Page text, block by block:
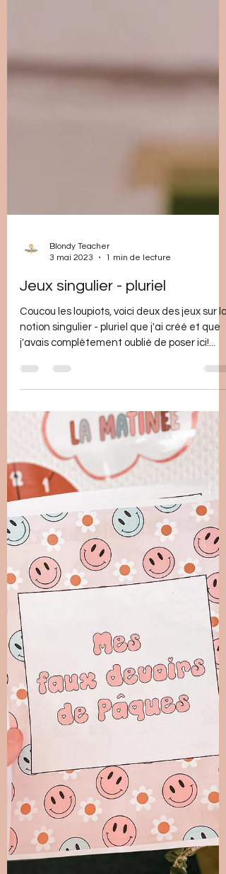
3 mai 2023
1 min de lecture
Jeux singulier - pluriel
Coucou les loupiots, voici deux des jeux sur la
j'avais complètement oublié de poser ici!...